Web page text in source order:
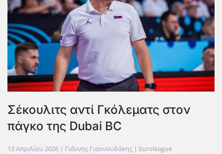
Σέκουλιτς αντί Γκόλεματς στον
πάγκο της Dubai BC
13 Απριλίου 2026 | Γιάννης Γιαννουδάκης | Euroleague